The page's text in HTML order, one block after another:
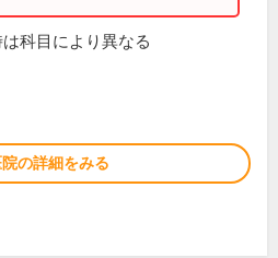
科目により異なる
の詳細をみる